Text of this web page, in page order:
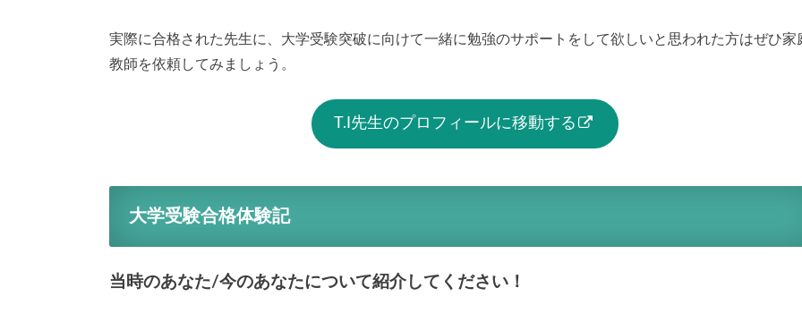
実際に合格された先生に、大学受験突破に向けて一緒に勉強のサポートをして欲しいと思われた方はぜひ家
教師を依頼してみましょう。
T.I先生のプロフィールに移動する
大学受験合格体験記
当時のあなた/今のあなたについて紹介してください！